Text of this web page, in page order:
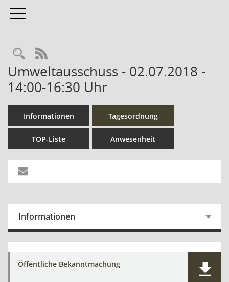
Toggle navigation
Rechercheauswahl
RSS-Feed
Umweltausschuss - 02.07.2018 -
14:00-16:30 Uhr
Informationen Tagesordnung
TOP-Liste Anwesenheit
Informationen
Öffentliche Bekanntmachung